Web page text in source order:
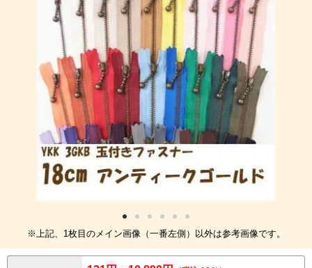
※上記、1枚目のメイン画像（一番左側）以外は参考画像です。